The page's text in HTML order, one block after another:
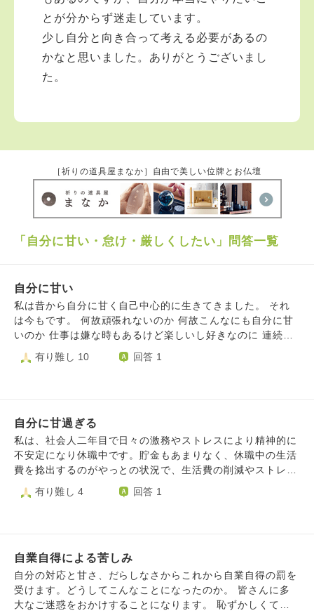
とが分からず迷走しています。
少し自分と向き合って考える必要があるの
かなと思いました。ありがとうございまし
た。
［祈りの道具屋まなか］自由で美しい位牌とお仏壇
「自分に甘い・怠け・厳しくしたい」問答一覧
自分に甘い
私は昔から自分に甘く自己中心的に生きてきました。 それ
は今もです。 何故頑張れないのか 何故こんなにも自分に甘
いのか 仕事は嫌な時もあるけど楽しいし好きなのに 連続で
休んでしまう時もあります。 頑張って行こうと思っていて
も あとは家から出るだけの状態なのに休んでしまう時もあ
お給料をみて来月は頑張ろうと思ってもどうしても頑張れま
せん。 そんな自分が嫌で変わりたくて、でも変われなくて
つらいです。
有り難し 10 回答 1
自分に甘過ぎる
私は、社会人二年目で日々の激務やストレスにより精神的に
不安定になり休職中です。貯金もあまりなく、休職中の生活
費を捻出するのがやっとの状況で、生活費の削減やストレス
緩和のために実家へ帰省しました。 帰省後はかなり精神的
にも落ち着き、毎日笑って過ごすことが出来ていましたが、
しまったことへの罪悪感で胸がいっぱいになっています。
その影響か、休職する選択をしたことにも自身の甘えだった
のでは無いかと改めて考え精神的に憂鬱な気持ちになってき
ています。 以前から時折もっと頑張れたのでは無いか、も
有り難し 4 回答 1
自業自得による苦しみ
自分の対応と甘さ、だらしなさからこれから自業自得の罰を
受けます。どうしてこんなことになったのか。 皆さんに多
大なご迷惑をおかけすることになります。 恥ずかしくて、